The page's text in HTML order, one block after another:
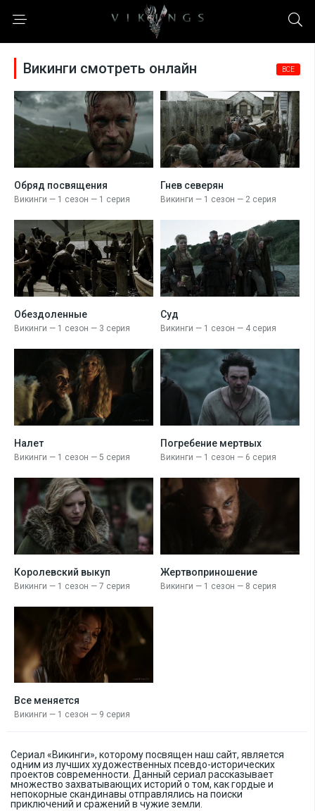
Викинги смотреть онлайн ВСЕ
Обряд посвящения
Викинги — 1 сезон — 1 серия
Гнев северян
Викинги — 1 сезон — 2 серия
Обездоленные
Викинги — 1 сезон — 3 серия
Суд
Викинги — 1 сезон — 4 серия
Налет
Викинги — 1 сезон — 5 серия
Погребение мертвых
Викинги — 1 сезон — 6 серия
Королевский выкуп
Викинги — 1 сезон — 7 серия
Жертво­приношение
Викинги — 1 сезон — 8 серия
Все меняется
Викинги — 1 сезон — 9 серия
Сериал «Викинги», которому посвящен наш сайт, является
одним из лучших художественных псевдо-исторических
проектов современности. Данный сериал рассказывает
множество захватывающих историй о том, как гордые и
непокорные скандинавы отправлялись на поиски
приключений и сражений в чужие земли.